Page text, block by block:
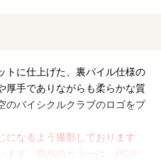
トに仕上げた、裏パイル仕様の
厚手でありながらも柔らかな質
のバイシクルクラブのロゴをプ
になるよう撮影しております
ます。商品のカラーは、PCデ